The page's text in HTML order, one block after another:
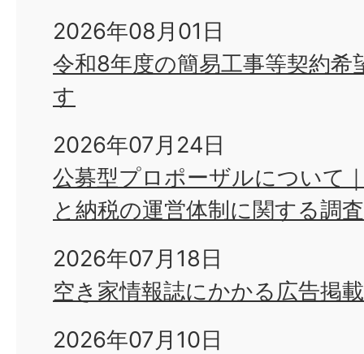
2026年08月01日
令和8年度の簡易工事等契約希
す
2026年07月24日
公募型プロポーザルについて
と納税の運営体制に関する調
2026年07月18日
空き家情報誌にかかる広告掲
2026年07月10日